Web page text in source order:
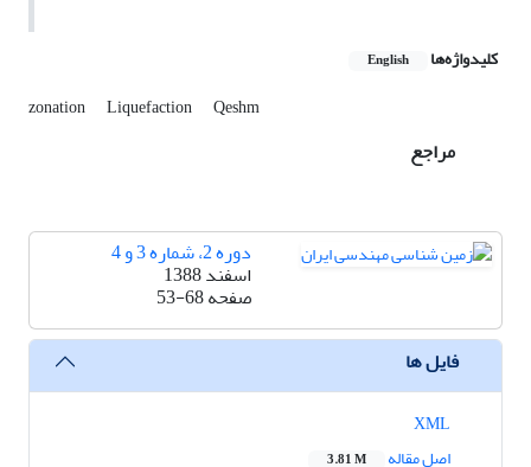
کلیدواژه‌ها English
zonation Liquefaction Qeshm
مراجع
دوره 2، شماره 3 و 4
اسفند 1388
صفحه53-68
فایل ها
اصل مقاله
3.81 M